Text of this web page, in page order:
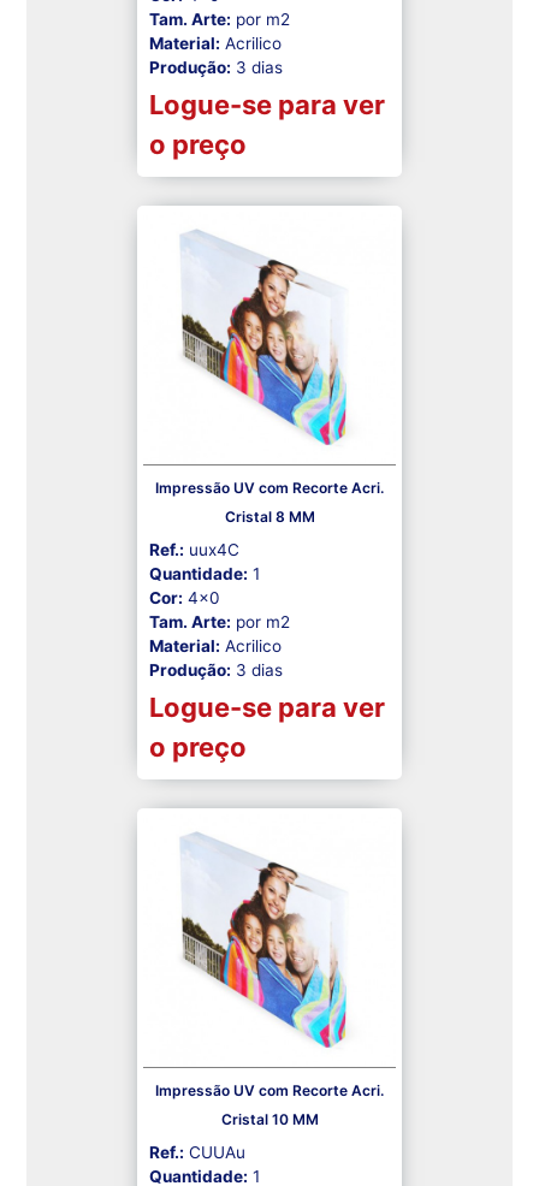
Tam. Arte: por m2
Material: Acrilico
Produção: 3 dias
Logue-se para ver
o preço
Impressão UV com Recorte Acri.
Cristal 8 MM
Ref.: uux4C
Quantidade: 1
Cor: 4x0
Tam. Arte: por m2
Material: Acrilico
Produção: 3 dias
Logue-se para ver
o preço
Impressão UV com Recorte Acri.
Cristal 10 MM
Ref.: CUUAu
Quantidade: 1